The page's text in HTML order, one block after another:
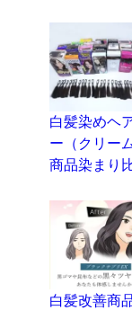
白髪染めヘ
ー（クリー
商品染まり
白髪改善商